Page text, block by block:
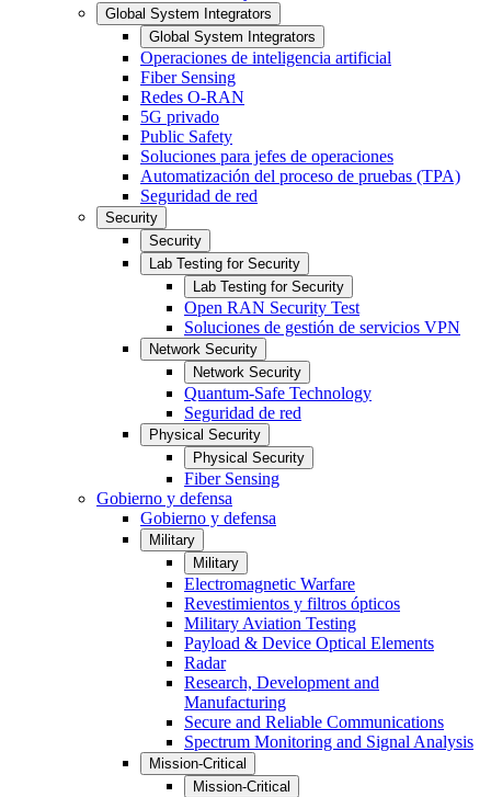
Global System Integrators
Global System Integrators
Operaciones de inteligencia artificial
Fiber Sensing
Redes O-RAN
5G privado
Public Safety
Soluciones para jefes de operaciones
Automatización del proceso de pruebas (TPA)
Seguridad de red
Security
Security
Lab Testing for Security
Lab Testing for Security
Open RAN Security Test
Soluciones de gestión de servicios VPN
Network Security
Network Security
Quantum-Safe Technology
Seguridad de red
Physical Security
Physical Security
Fiber Sensing
Gobierno y defensa
Gobierno y defensa
Military
Military
Electromagnetic Warfare
Revestimientos y filtros ópticos
Military Aviation Testing
Payload & Device Optical Elements
Radar
Research, Development and
Manufacturing
Secure and Reliable Communications
Spectrum Monitoring and Signal Analysis
Mission-Critical
Mission-Critical